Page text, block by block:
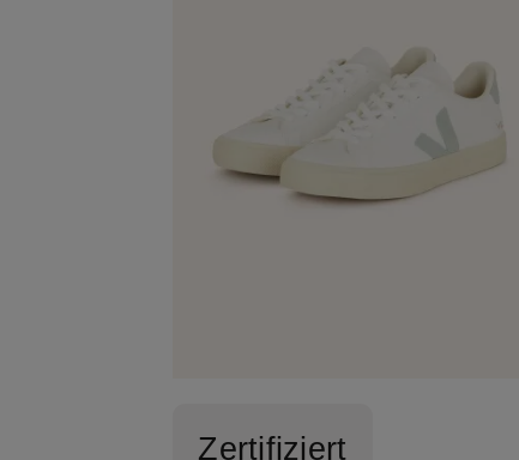
Zertifiziert